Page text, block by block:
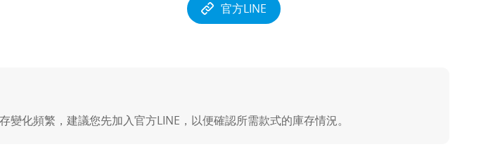
官方LINE
變化頻繁，建議您先加入官⽅LINE，以便確認所需款式的庫存情況。